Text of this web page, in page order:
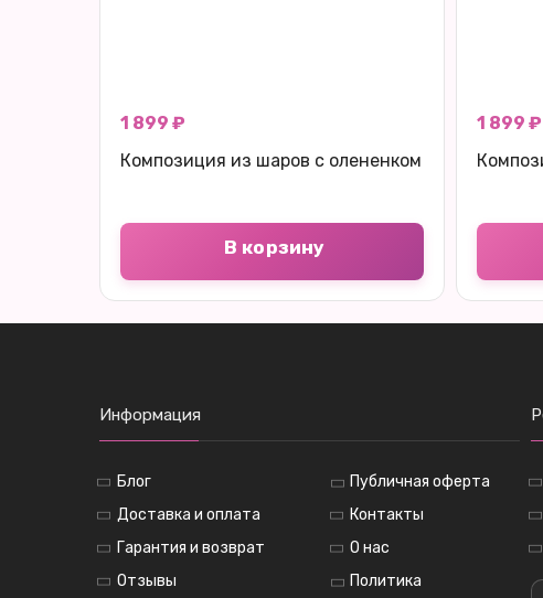
1 899 ₽
Композиция из шаров с олененком
В корзину
1 899 ₽
Информация
Блог
Доставка и оплата
Гарантия и возврат
Отзывы
Публичная оферта
Контакты
О нас
Политика